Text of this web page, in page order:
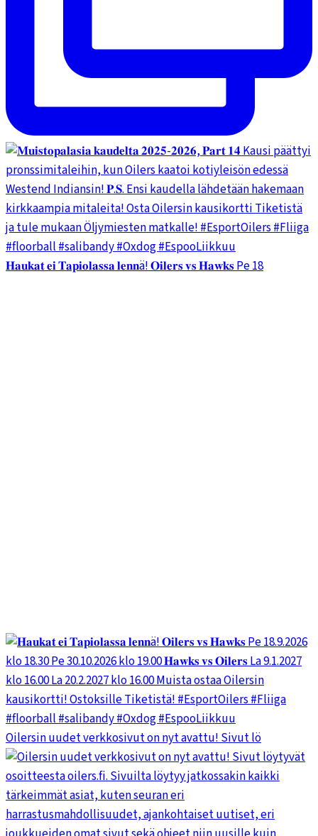
𝐇𝐚𝐮𝐤𝐚𝐭 𝐞𝐢 𝐓𝐚𝐩𝐢𝐨𝐥𝐚𝐬𝐬𝐚 𝐥𝐞𝐧𝐧ä! 𝐎𝐢𝐥𝐞𝐫𝐬 𝐯𝐬 𝐇𝐚𝐰𝐤𝐬 Pe 18
Oilersin uudet verkkosivut on nyt avattu! Sivut lö